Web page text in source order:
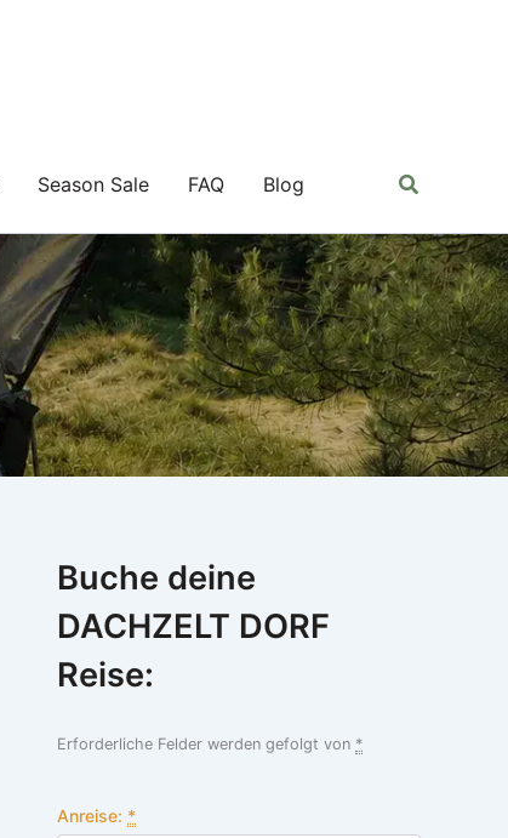
Season Sale FAQ Blog Suchen
Buche deine
DACHZELT DORF
Reise:
Erforderliche Felder werden gefolgt von *
Anreise: *